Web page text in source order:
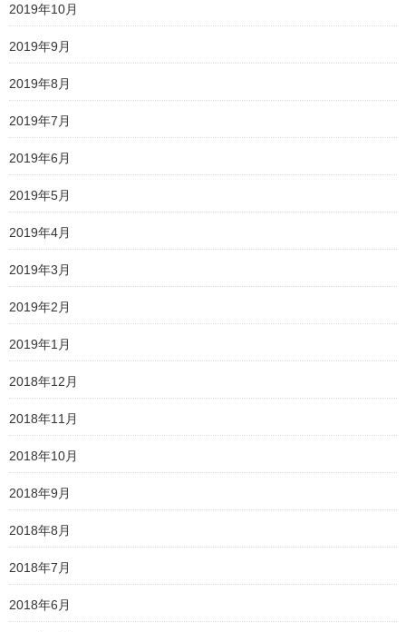
2019年10月
2019年9月
2019年8月
2019年7月
2019年6月
2019年5月
2019年4月
2019年3月
2019年2月
2019年1月
2018年12月
2018年11月
2018年10月
2018年9月
2018年8月
2018年7月
2018年6月